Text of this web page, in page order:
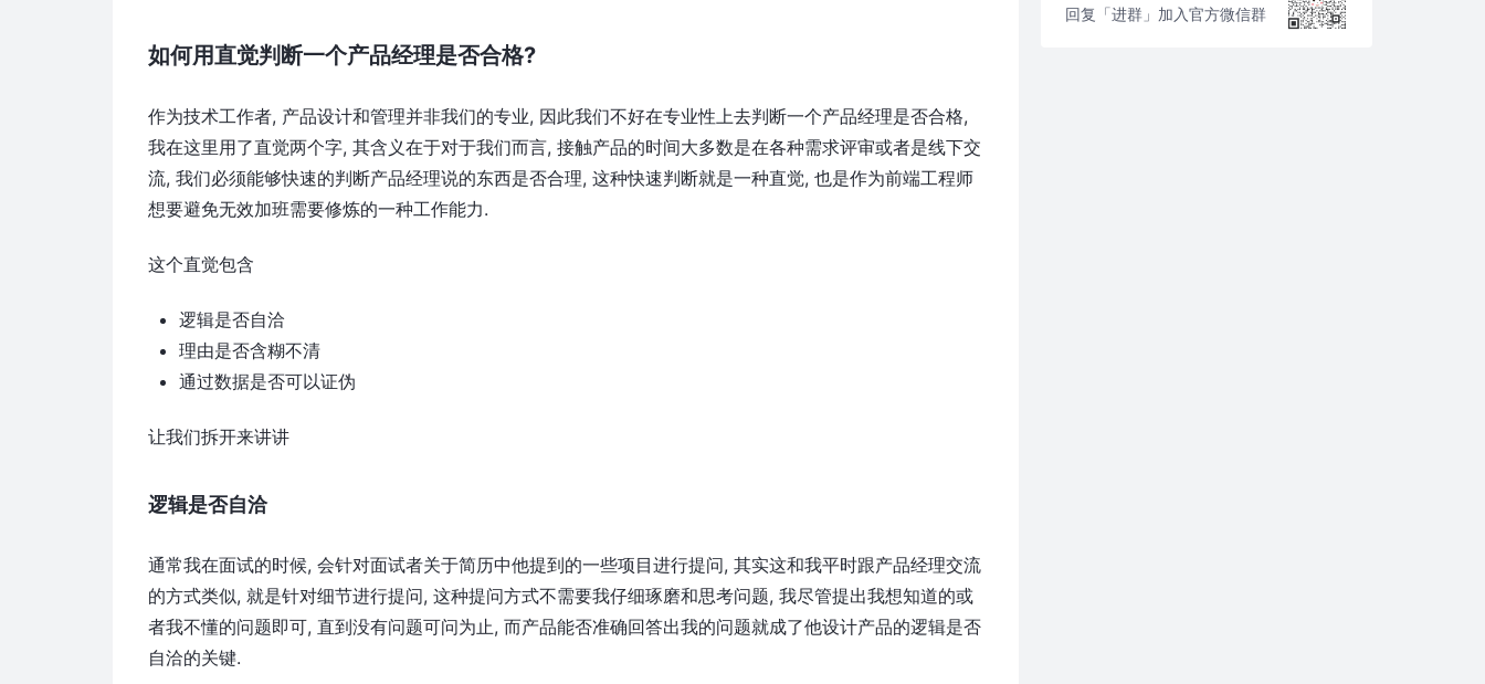
如何用直觉判断一个产品经理是否合格?
作为技术工作者, 产品设计和管理并非我们的专业, 因此我们不好在专业性上去判断一个产品经理是否合格,
我在这里用了直觉两个字, 其含义在于对于我们而言, 接触产品的时间大多数是在各种需求评审或者是线下交
流, 我们必须能够快速的判断产品经理说的东西是否合理, 这种快速判断就是一种直觉, 也是作为前端工程师
想要避免无效加班需要修炼的一种工作能力.
这个直觉包含
逻辑是否自洽
理由是否含糊不清
通过数据是否可以证伪
让我们拆开来讲讲
逻辑是否自洽
通常我在面试的时候, 会针对面试者关于简历中他提到的一些项目进行提问, 其实这和我平时跟产品经理交流
的方式类似, 就是针对细节进行提问, 这种提问方式不需要我仔细琢磨和思考问题, 我尽管提出我想知道的或
者我不懂的问题即可, 直到没有问题可问为止, 而产品能否准确回答出我的问题就成了他设计产品的逻辑是否
自洽的关键.
回复「进群」加入官方微信群